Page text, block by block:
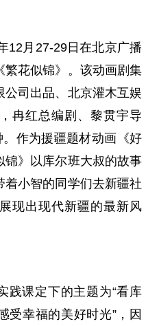
12月27-29日在北京广播
繁花似锦》。该动画剧集
公司出品、北京灌木互娱
冉红总编剧、黎贯宇导
作为援疆题材动画《好
锦》以库尔班大叔的故事
着小智的同学们去新疆社
现出现代新疆的最新风
践课定下的主题为“看库
受幸福的美好时光”，因